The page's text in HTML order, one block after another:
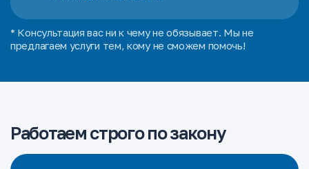
* Консультация вас ни к чему не обязывает. Мы не
предлагаем услуги тем, кому не сможем помочь!
Работаем строго по закону